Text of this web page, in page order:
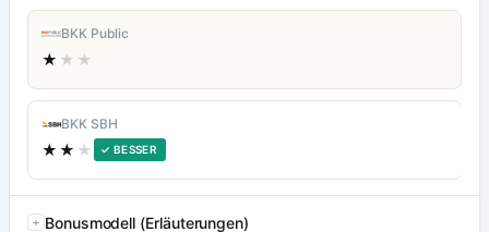
BKK Public
★ ★★
BKK SBH
★★ ★ ✓ BESSER
Bonusmodell (Erläuterungen)